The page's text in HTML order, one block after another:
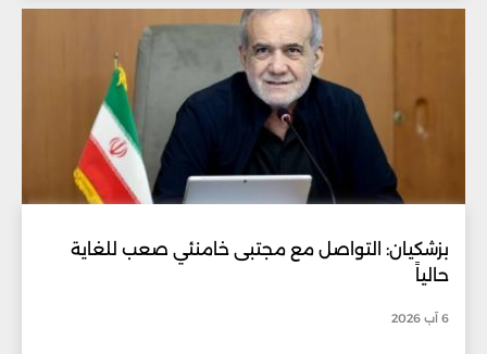
بزشكيان: التواصل مع مجتبى خامنئي صعب للغاية
حالياً
6 آب 2026